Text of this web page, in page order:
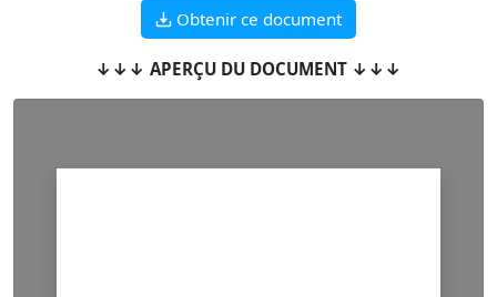
Obtenir ce document
↓↓↓ APERÇU DU DOCUMENT ↓↓↓